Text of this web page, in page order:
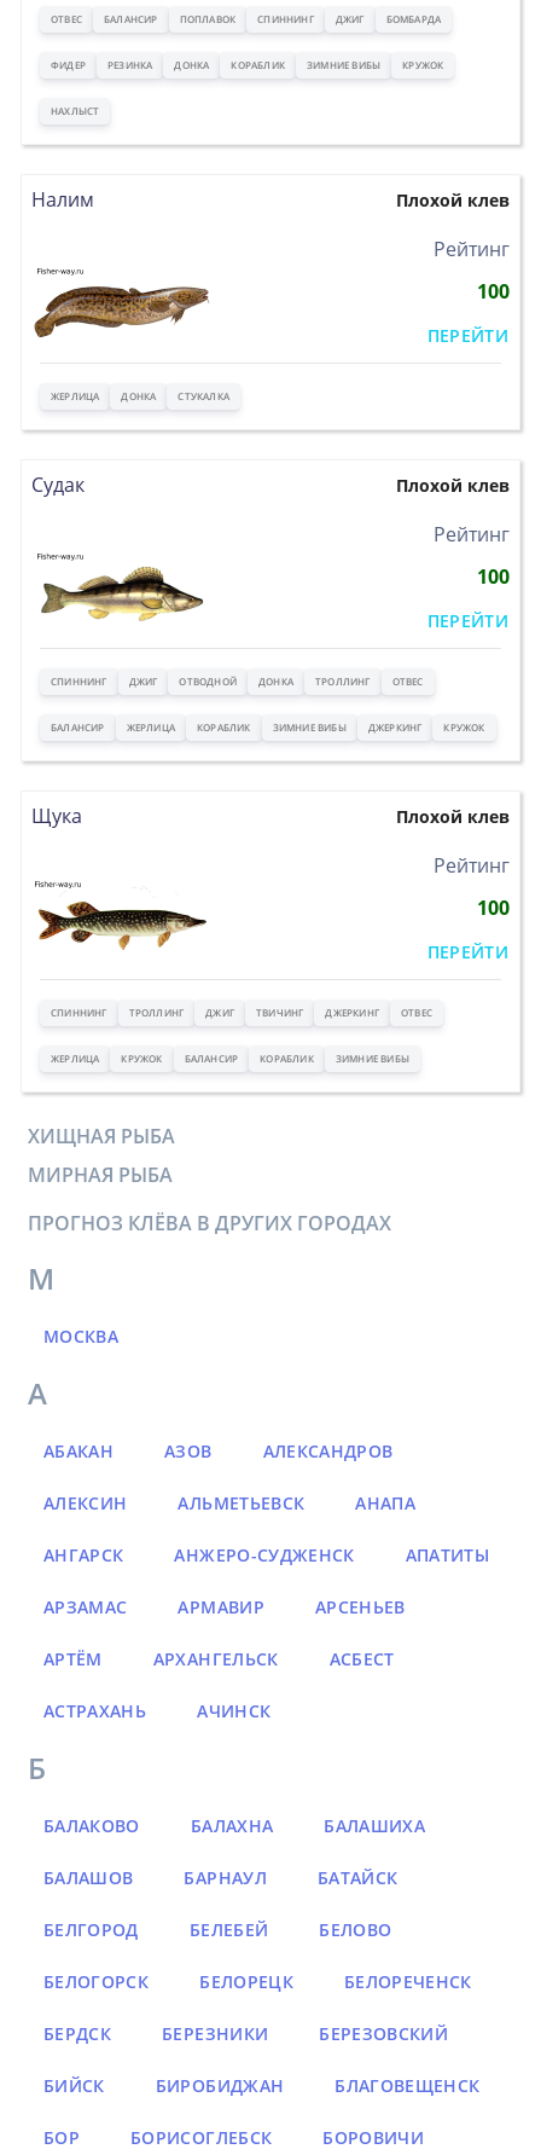
ОТВЕС БАЛАНСИР ПОПЛАВОК СПИННИНГ ДЖИГ БОМБАРДА
ФИДЕР РЕЗИНКА ДОНКА КОРАБЛИК ЗИМНИЕ ВИБЫ КРУЖОК
НАХЛЫСТ
Налим Плохой клев
Рейтинг
100
ПЕРЕЙТИ
ЖЕРЛИЦА ДОНКА СТУКАЛКА
Судак Плохой клев
Рейтинг
100
ПЕРЕЙТИ
СПИННИНГ ДЖИГ ОТВОДНОЙ ДОНКА ТРОЛЛИНГ ОТВЕС
БАЛАНСИР ЖЕРЛИЦА КОРАБЛИК ЗИМНИЕ ВИБЫ ДЖЕРКИНГ КРУЖОК
Щука Плохой клев
Рейтинг
100
ПЕРЕЙТИ
СПИННИНГ ТРОЛЛИНГ ДЖИГ ТВИЧИНГ ДЖЕРКИНГ ОТВЕС
ЖЕРЛИЦА КРУЖОК БАЛАНСИР КОРАБЛИК ЗИМНИЕ ВИБЫ
ХИЩНАЯ РЫБА
МИРНАЯ РЫБА
ПРОГНОЗ КЛЁВА В ДРУГИХ ГОРОДАХ
М
МОСКВА
А
АБАКАН АЗОВ АЛЕКСАНДРОВ
АЛЕКСИН АЛЬМЕТЬЕВСК АНАПА
АНГАРСК АНЖЕРО-СУДЖЕНСК АПАТИТЫ
АРЗАМАС АРМАВИР АРСЕНЬЕВ
АРТЁМ АРХАНГЕЛЬСК АСБЕСТ
АСТРАХАНЬ АЧИНСК
Б
БАЛАКОВО БАЛАХНА БАЛАШИХА
БАЛАШОВ БАРНАУЛ БАТАЙСК
БЕЛГОРОД БЕЛЕБЕЙ БЕЛОВО
БЕЛОГОРСК БЕЛОРЕЦК БЕЛОРЕЧЕНСК
БЕРДСК БЕРЕЗНИКИ БЕРЕЗОВСКИЙ
БИЙСК БИРОБИДЖАН БЛАГОВЕЩЕНСК
БОР БОРИСОГЛЕБСК БОРОВИЧИ